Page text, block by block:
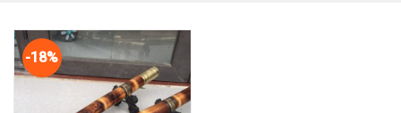
-18%